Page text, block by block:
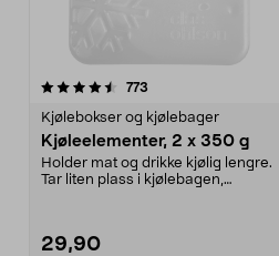
773
Kjølebokser og kjølebager
Kjøleelementer, 2 x 350 g
Holder mat og drikke kjølig lengre.
Tar liten plass i kjølebagen,
29,90
4.5 av 5 stjerner